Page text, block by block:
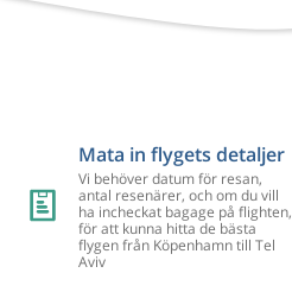
Mata in flygets detaljer
Vi behöver datum för resan,
antal resenärer, och om du vill
ha incheckat bagage på flighten,
för att kunna hitta de bästa
flygen från Köpenhamn till Tel
Aviv